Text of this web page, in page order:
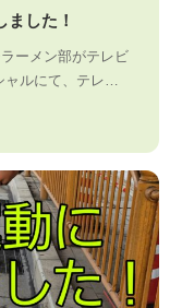
した！
ーメン部がテレビ
ャルにて、テレ…